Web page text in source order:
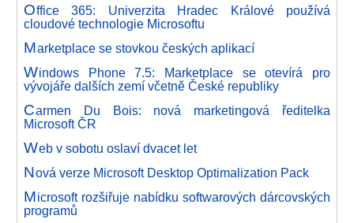
Office 365: Univerzita Hradec Králové používá
cloudové technologie Microsoftu
Marketplace se stovkou českých aplikací
Windows Phone 7.5: Marketplace se otevírá pro
vývojáře dalších zemí včetně České republiky
Carmen Du Bois: nová marketingová ředitelka
Microsoft ČR
Web v sobotu oslaví dvacet let
Nová verze Microsoft Desktop Optimalization Pack
Microsoft rozšiřuje nabídku softwarových dárcovských
programů